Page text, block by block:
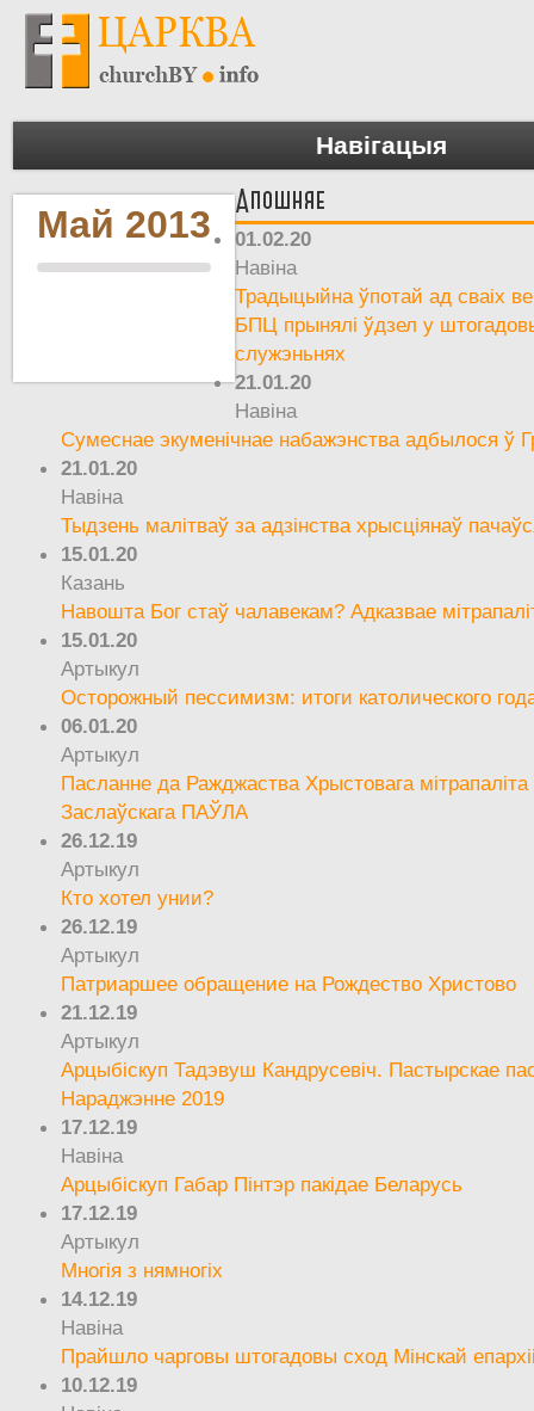
Навігацыя
Май 2013
Апошняе
01.02.20
Навіна
Традыцыйна ўпотай ад сваіх
БПЦ прынялі ўдзел у
служэньнях
21.01.20
Навіна
Сумеснае экуменічнае набажэнства адбылося ў
21.01.20
Навіна
Тыдзень малітваў за адзінства хрысціянаў
15.01.20
Казань
Навошта Бог стаў чалавекам? Адказвае
15.01.20
Артыкул
Осторожный пессимизм: итоги католического
06.01.20
Артыкул
Пасланне да Ражджаства Хрыстовага мітрапаліта
Заслаўскага ПАЎЛА
26.12.19
Артыкул
Кто хотел унии?
26.12.19
Артыкул
Патриаршее обращение на Рождество Христово
21.12.19
Артыкул
Арцыбіскуп Тадэвуш Кандрусевіч. Пастырскае
Нараджэнне 2019
17.12.19
Навіна
Арцыбіскуп Габар Пінтэр пакідае Беларусь
17.12.19
Артыкул
Многія з нямногіх
14.12.19
Навіна
Прайшло чарговы штогадовы сход Мінскай
10.12.19